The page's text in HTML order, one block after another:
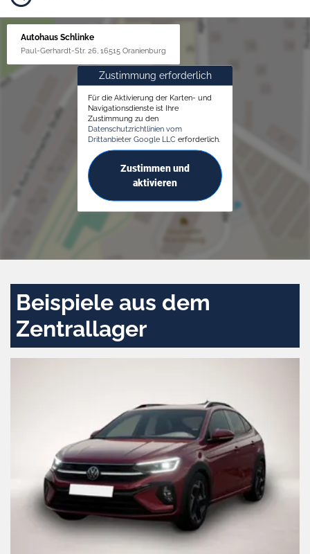
Autohaus Schlinke
Paul-Gerhardt-Str. 26, 16515 Oranienburg
Zustimmung erforderlich
Für die Aktivierung der Karten- und
Navigationsdienste ist Ihre
Zustimmung zu den
Datenschutzrichtlinien vom
Drittanbieter Google LLC erforderlich.
Zustimmen und
aktivieren
Beispiele aus dem
Zentrallager